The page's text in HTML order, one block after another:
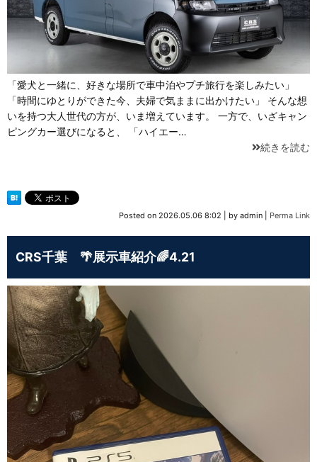
「愛犬と一緒に、好きな場所で車中泊やプチ旅行を楽しみたい」
「時間にゆとりができた今、夫婦で気ままに出かけたい」 そんな想
いを持つ大人世代の方が、いま増えています。 一方で、いざキャン
ピングカー選びになると、 「ハイエー…
続きを読む
Posted on 2026.05.06 8:02 by admin Perma Link
CRS千葉 🌴展示車紹介🌈4.21